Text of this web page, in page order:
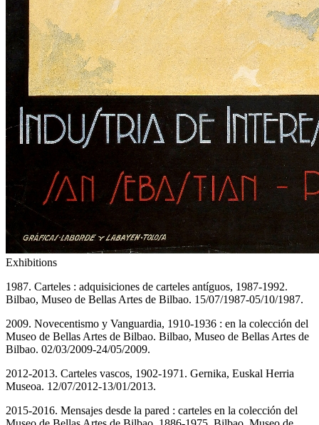
Exhibitions
1987. Carteles : adquisiciones de carteles antíguos, 1987-1992.
Bilbao, Museo de Bellas Artes de Bilbao. 15/07/1987-05/10/1987.
2009. Novecentismo y Vanguardia, 1910-1936 : en la colección del
Museo de Bellas Artes de Bilbao. Bilbao, Museo de Bellas Artes de
Bilbao. 02/03/2009-24/05/2009.
2012-2013. Carteles vascos, 1902-1971. Gernika, Euskal Herria
Museoa. 12/07/2012-13/01/2013.
2015-2016. Mensajes desde la pared : carteles en la colección del